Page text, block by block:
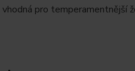
pro temperamentnější